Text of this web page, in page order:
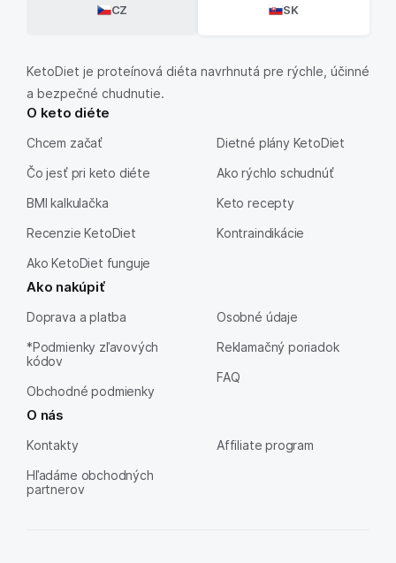
CZ SK
KetoDiet je proteínová diéta navrhnutá pre rýchle, účinné
a bezpečné chudnutie.
O keto diéte
Chcem začať
Čo jesť pri keto diéte
BMI kalkulačka
Recenzie KetoDiet
Ako KetoDiet funguje
Dietné plány KetoDiet
Ako rýchlo schudnúť
Keto recepty
Kontraindikácie
Ako nakúpiť
Doprava a platba
*Podmienky zľavových
kódov
Obchodné podmienky
Osobné údaje
Reklamačný poriadok
FAQ
O nás
Kontakty
Hľadáme obchodných
partnerov
Affiliate program